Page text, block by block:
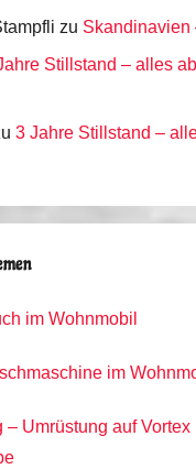
zu Skandinavien
Stillstand – alles
3 Jahre Stillstand –
im Wohnmobil
im
– Umrüstung auf Vortex